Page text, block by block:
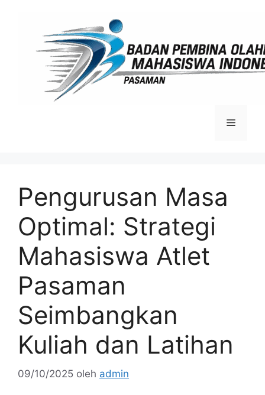
Menu
Pengurusan Masa
Optimal: Strategi
Mahasiswa Atlet
Pasaman
Seimbangkan
Kuliah dan Latihan
09/10/2025 oleh admin